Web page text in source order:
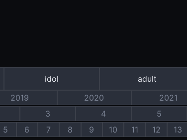
idol adult
2019 2020 2021
3 4 5
5 6 7 8 9 10 11 12 13